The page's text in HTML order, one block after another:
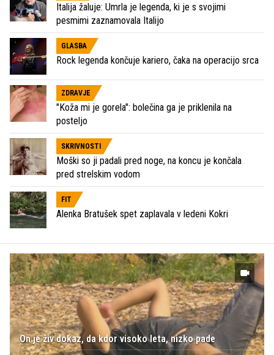
Italija žaluje: Umrla je legenda, ki je s svojimi
pesmimi zaznamovala Italijo
GLASBA
Rock legenda končuje kariero, čaka na operacijo srca
ZDRAVJE
"Koža mi je gorela": bolečina ga je priklenila na
posteljo
SKRIVNOSTI
Moški so ji padali pred noge, na koncu je končala
pred strelskim vodom
FIT
Alenka Bratušek spet zaplavala v ledeni Kokri
On je živ dokaz, da kdor visoko leta, nizko pade